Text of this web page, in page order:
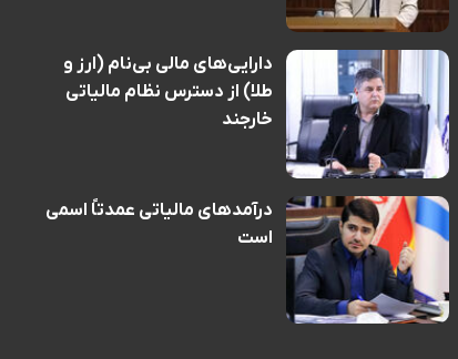
دارایی‌های مالی بی‌نام (ارز و
طلا) از دسترس نظام مالیاتی
خارجند
درآمدهای مالیاتی عمدتاً اسمی
است